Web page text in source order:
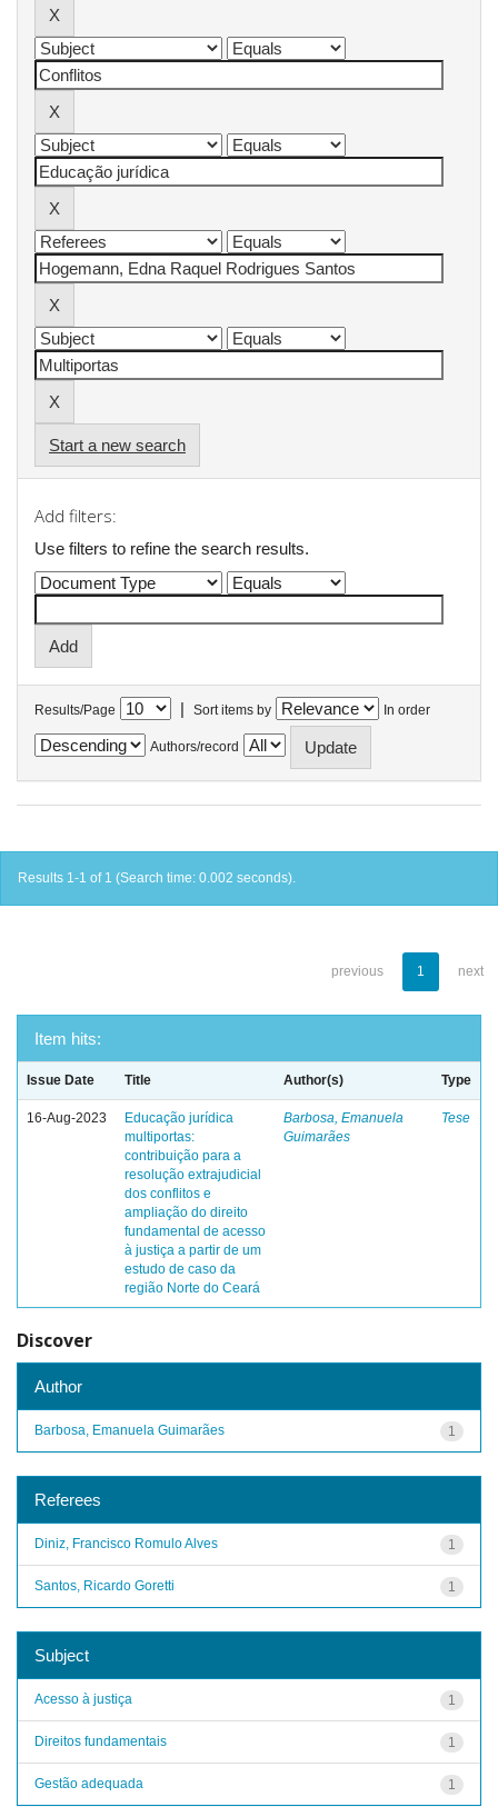
Start a new search
Add filters:
Use filters to refine the search results.
Results/Page | Sort items by In order
Authors/record
Results 1-1 of 1 (Search time: 0.002 seconds).
previous 1 next
Item hits:
Issue Date Title Author(s) Type
16-Aug-2023
Educação jurídica
multiportas:
contribuição para a
resolução extrajudicial
dos conflitos e
ampliação do direito
fundamental de acesso
à justiça a partir de um
estudo de caso da
região Norte do Ceará
Barbosa, Emanuela
Guimarães
Tese
Discover
Author
1
Barbosa, Emanuela Guimarães
Referees
1
Diniz, Francisco Romulo Alves
1
Santos, Ricardo Goretti
Subject
1
Acesso à justiça
1
Direitos fundamentais
1
Gestão adequada